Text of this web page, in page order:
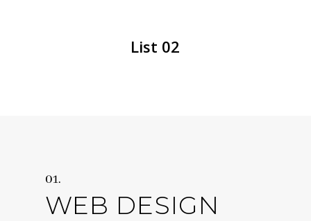
List 02
WEB DESIGN